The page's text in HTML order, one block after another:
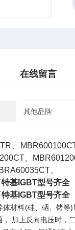
在线留言
其他品牌
、
、
、
基IGBT型号齐全
基IGBT型号齐全
体材料(硅、硒、锗等
加上反向电压时，